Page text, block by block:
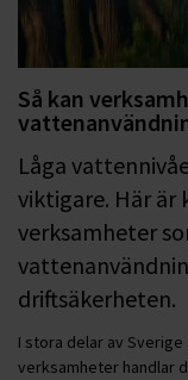
Så kan
Låga
viktigare. Här
verksamheter
driftsäkerheten.
I stora delar av
verksamheter handlar